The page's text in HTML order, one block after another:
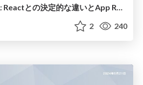
Next.js 入門解説: Reactとの決定的な違いとApp Routerに基づくモダンWeb開発
2 240